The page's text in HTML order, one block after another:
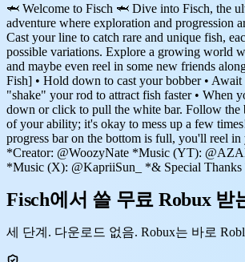
🦈 Welcome to Fisch 🦈 Dive into Fisch, the
adventure where exploration and progression
Cast your line to catch rare and unique fish,
possible variations. Explore a growing world
and maybe even reel in some new friends
Fish] • Hold down to cast your bobber • Await
"shake" your rod to attract fish faster • When
down or click to pull the white bar. Follow the
of your ability; it's okay to mess up a few
progress bar on the bottom is full, you'll reel in
*Creator: @WoozyNate *Music (YT):
*Music (X): @KapriiSun_ *& Special Thanks
Fisch에서 쓸 무료 Robux 받
세 단계. 다운로드 없음. Robux는 바로